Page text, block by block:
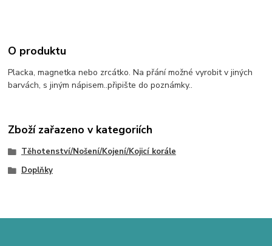
O produktu
Placka, magnetka nebo zrcátko. Na přání možné vyrobit v jiných
barvách, s jiným nápisem..připište do poznámky..
Zboží zařazeno v kategoriích
Těhotenství/Nošení/Kojení/Kojicí korále
Doplňky